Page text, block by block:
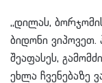
,,დილას,
ბიდონი ვიპოვეთ.
შეაფასეს,
ეხლა ჩვენებაზე